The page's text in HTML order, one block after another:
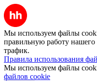
Мы используем файлы
правильную работу нашего
трафик.
Правила использования
Мы используем файлы
файлов cookie